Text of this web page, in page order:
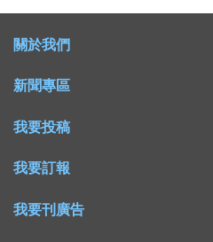
關於我們
新聞專區
我要投稿
我要訂報
我要刊廣告